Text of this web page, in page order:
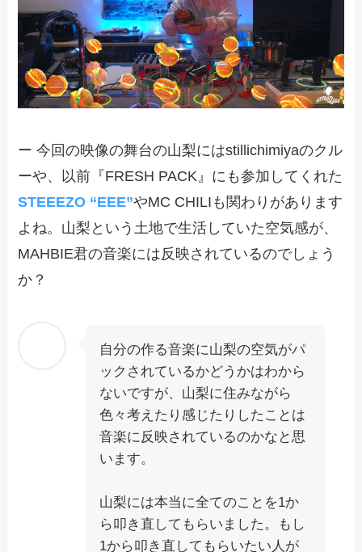
ー 今回の映像の舞台の山梨にはstillichimiyaのクル
ーや、以前『FRESH PACK』にも参加してくれた
STEEEZO “EEE”やMC CHILIも関わりがあります
よね。山梨という土地で生活していた空気感が、
MAHBIE君の音楽には反映されているのでしょう
か？
自分の作る音楽に山梨の空気がパ
ックされているかどうかはわから
ないですが、山梨に住みながら
色々考えたり感じたりしたことは
音楽に反映されているのかなと思
います。
山梨には本当に全てのことを1か
ら叩き直してもらいました。もし
1から叩き直してもらいたい人が